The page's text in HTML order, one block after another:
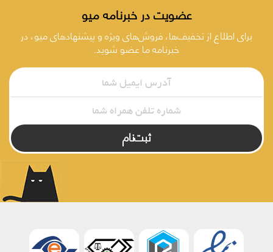
عضویت در خبرنامه میو
برای اطلاع از تخفیف‌ها، فروش‌های ویژه و پیشنهادهای میو، در
خبرنامه ما عضو شوید.
ثبت‌نام